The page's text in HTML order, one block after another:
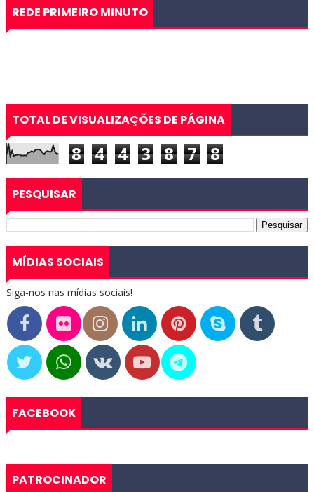
REDE PRIMEIRO MINUTO
TOTAL DE VISUALIZAÇÕES DE PÁGINA
8 4 4 3 8 7 8
PESQUISAR
MÍDIAS SOCIAIS
Siga-nos nas mídias sociais!
FACEBOOK
PATROCINADOR